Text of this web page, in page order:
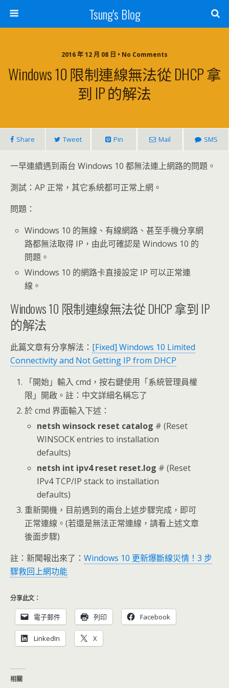
Tsung's Blog
2016 年 12 月 08 日 • No Comments
Windows 10 限制連線無法從 DHCP 拿
到 IP 的解法
Share Tweet Pin Mail SMS
一早連續遇到兩台 Windows 10 都無法連上網路的問題。
測試：AP 正常，其它系統都可正常上網。
問題：
Windows 10 的無線、有線網路、甚至手機分享網
路都無法取得 IP，由此可確認是 Windows 10 的
問題。
Windows 10 的網路卡直接設定 IP 可以正常連
線。
Windows 10 限制連線無法從 DHCP 拿到 IP
的解法
此篇文章有分享解法： [Fixed] Windows 10 Limited
Connectivity and Not Getting IP from DHCP
「開始」輸入 cmd，按右鍵使用「系統管理員權
限」開啟。註：中文詳細名稱忘了
於 cmd 界面輸入下述：
netsh winsock reset catalog # (Reset
WINSOCK entries to installation
defaults)
netsh int ipv4 reset reset.log # (Reset
IPv4 TCP/IP stack to installation
defaults)
重新開機，目前遇到的兩台上述步驟完成，即可
正常連線。(若還是無法正常連線，請看上述文章
後面步驟)
註：新聞報出來了： Windows 10 更新爆斷線災情！3 步
驟救回上網功能
分享此文：
電子郵件 列印 Facebook
LinkedIn X
相關